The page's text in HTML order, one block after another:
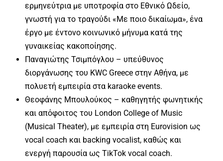
ερμηνεύτρια με υποτροφία στο Εθνικό Ωδείο,
γνωστή για το τραγούδι «Με ποιο δικαίωμα», ένα
έργο με έντονο κοινωνικό μήνυμα κατά της
γυναικείας κακοποίησης.
Παναγιώτης Τσιμπόγλου – υπεύθυνος
διοργάνωσης του KWC Greece στην Αθήνα, με
πολυετή εμπειρία στα karaoke events.
Θεοφάνης Μπουλούκος – καθηγητής φωνητικής
και απόφοιτος του London College of Music
(Musical Theater), με εμπειρία στη Eurovision ως
vocal coach και backing vocalist, καθώς και
ενεργή παρουσία ως TikTok vocal coach.